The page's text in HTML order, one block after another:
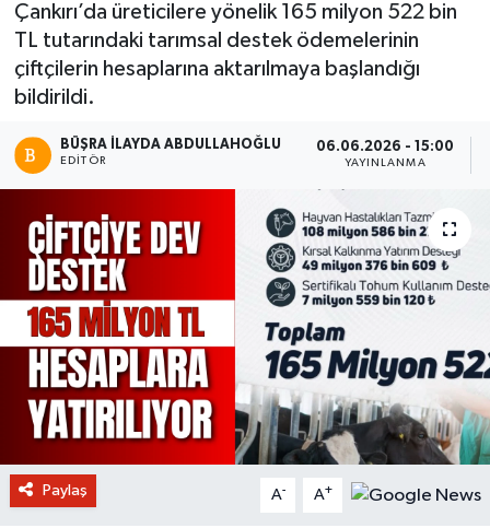
Çankırı’da üreticilere yönelik 165 milyon 522 bin
TL tutarındaki tarımsal destek ödemelerinin
çiftçilerin hesaplarına aktarılmaya başlandığı
bildirildi.
BÜŞRA İLAYDA ABDULLAHOĞLU
EDITÖR
06.06.2026 - 15:00
YAYINLANMA
Paylaş A- A+